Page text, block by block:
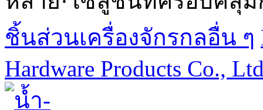
ชิ้นส่วนเครื่องจักรกลอื่น ๆ
Hardware Products Co.,